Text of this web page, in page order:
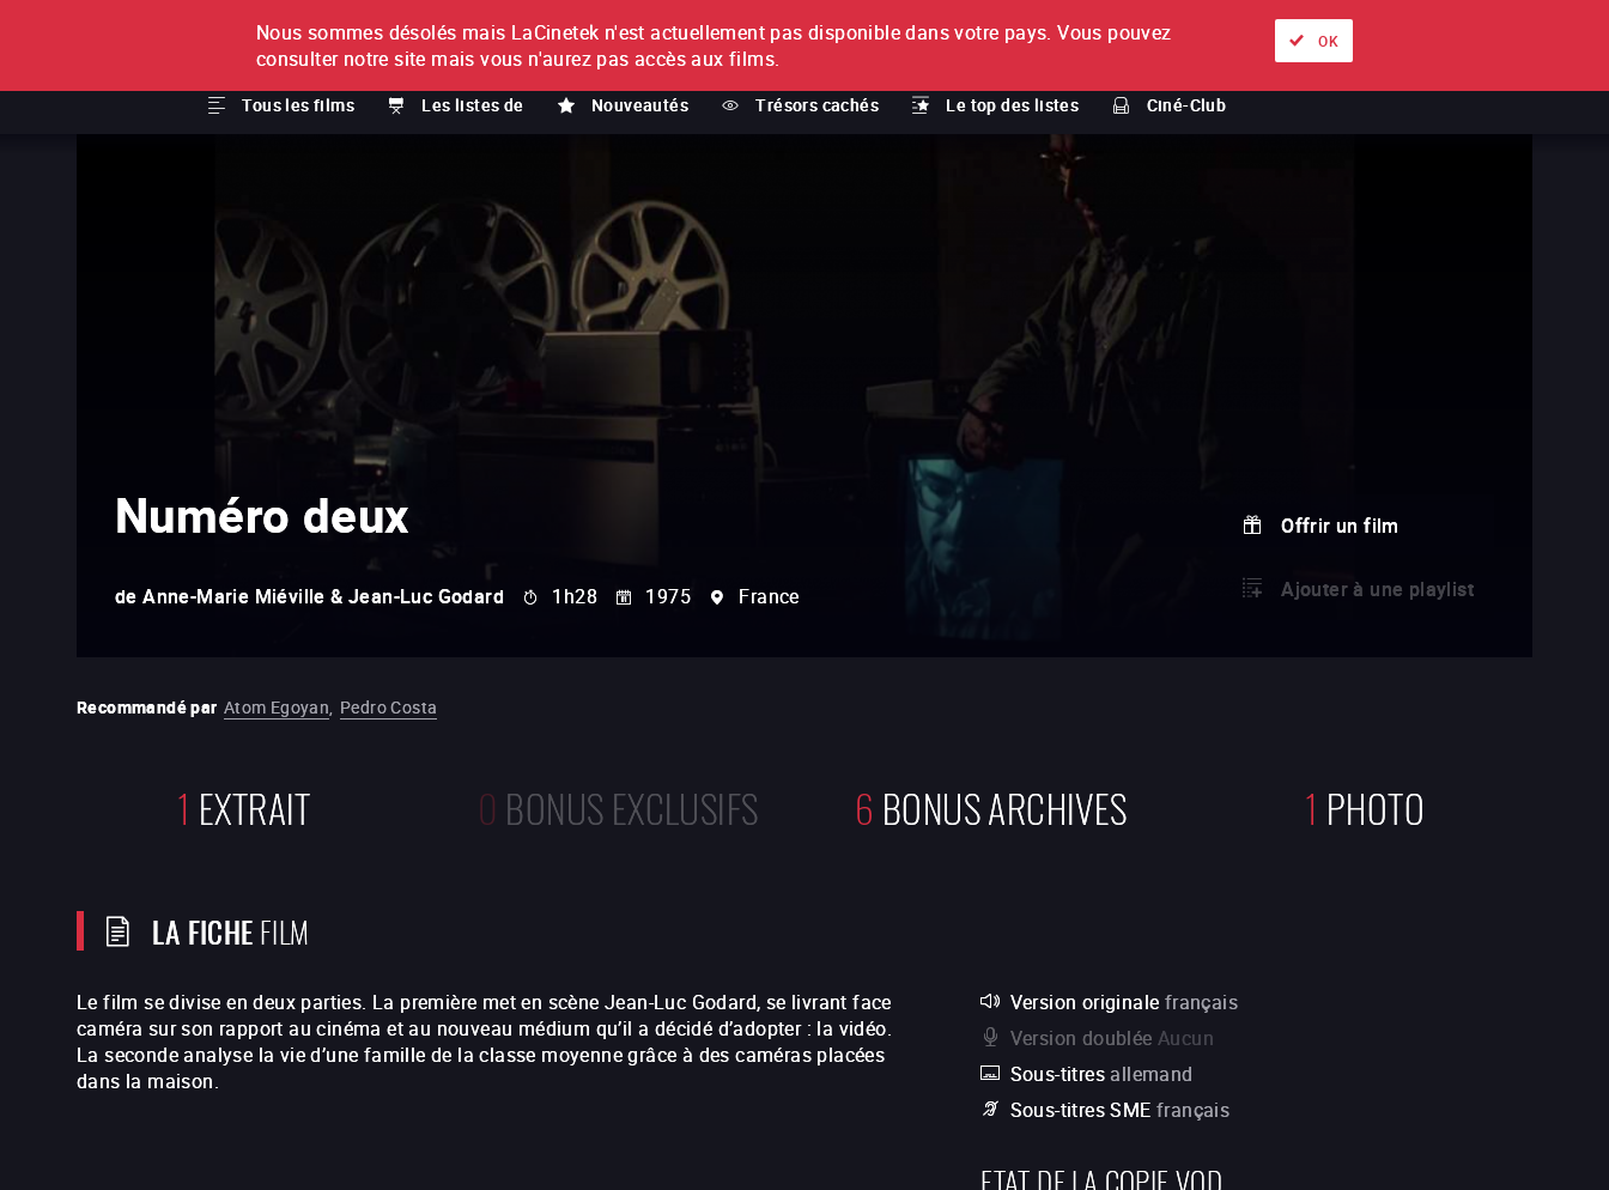
À L'UNITÉ
Tous les films Les listes de Nouveautés Trésors cachés Le top des listes Ciné-Club
ABONNEMENT À propos Nos offres
Numéro deux
de Anne-Marie Miéville & Jean-Luc Godard 1h28 1975 France
Offrir un film
Ajouter à une playlist
Recommandé par Atom Egoyan, Pedro Costa
1 EXTRAIT 0 BONUS EXCLUSIFS 6 BONUS ARCHIVES 1 PHOTO
LA FICHEFILM
Le film se divise en deux parties. La première met en scène Jean-Luc Godard, se livrant face
caméra sur son rapport au cinéma et au nouveau médium qu’il a décidé d’adopter : la vidéo.
La seconde analyse la vie d’une famille de la classe moyenne grâce à des caméras placées
dans la maison.
Version originale français
Version doublée Aucun
Sous-titres allemand
Sous-titres SME français
ETAT DE LA COPIE VOD
Nous sommes désolés mais LaCinetek n'est actuellement pas disponible dans votre pays. Vous pouvez
consulter notre site mais vous n'aurez pas accès aux films.
OK